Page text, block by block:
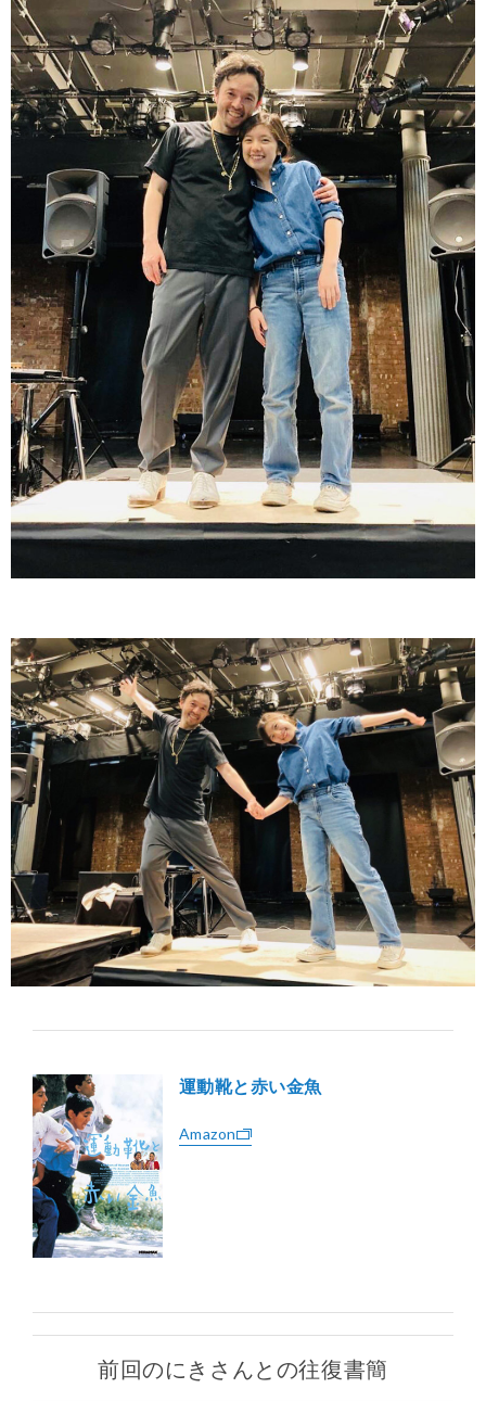
運動靴と赤い金魚
Amazon
前回のにきさんとの往復書簡